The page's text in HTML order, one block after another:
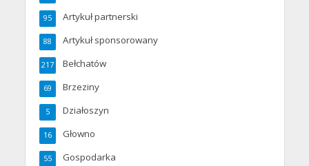
Artykuł partnerski
95
Artykuł sponsorowany
88
Bełchatów
217
Brzeziny
69
Działoszyn
5
Głowno
16
Gospodarka
55